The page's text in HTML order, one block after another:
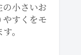
小さいお
すくをモ
。